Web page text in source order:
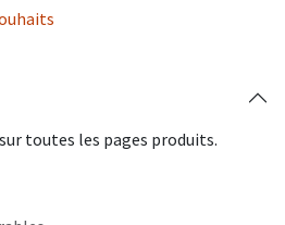
toutes les pages produits.